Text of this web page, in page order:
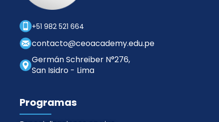
+51 982 521 664
contacto@ceoacademy.edu.pe
Germán Schreiber N°276,
San Isidro - Lima
Programas